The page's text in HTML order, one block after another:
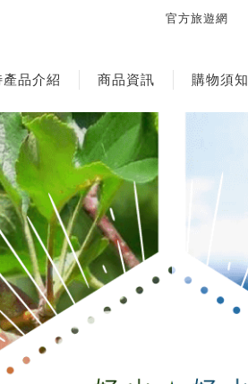
官方旅遊網
產品介紹 商品資訊 購物須知